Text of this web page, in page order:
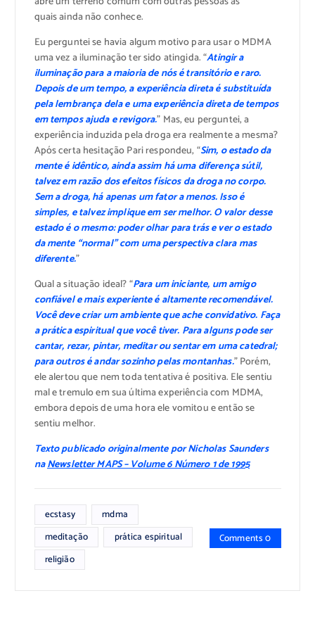
quais ainda não conhece.
Eu perguntei se havia algum motivo para usar o MDMA
uma vez a iluminação ter sido atingida. “Atingir a
iluminação para a maioria de nós é transitório e raro.
Depois de um tempo, a experiência direta é substituída
pela lembrança dela e uma experiência direta de tempos
em tempos ajuda e revigora.” Mas, eu perguntei, a
experiência induzida pela droga era realmente a mesma?
Após certa hesitação Pari respondeu, “Sim, o estado da
mente é idêntico, ainda assim há uma diferença sútil,
talvez em razão dos efeitos físicos da droga no corpo.
Sem a droga, há apenas um fator a menos. Isso é
simples, e talvez implique em ser melhor. O valor desse
estado é o mesmo: poder olhar para trás e ver o estado
da mente “normal” com uma perspectiva clara mas
diferente.”
Qual a situação ideal? “Para um iniciante, um amigo
confiável e mais experiente é altamente recomendável.
Você deve criar um ambiente que ache convidativo. Faça
a prática espiritual que você tiver. Para alguns pode ser
cantar, rezar, pintar, meditar ou sentar em uma catedral;
para outros é andar sozinho pelas montanhas.” Porém,
ele alertou que nem toda tentativa é positiva. Ele sentiu
mal e tremulo em sua última experiência com MDMA,
embora depois de uma hora ele vomitou e então se
sentiu melhor.
Texto publicado originalmente por Nicholas Saunders
naNewsletter MAPS – Volume 6 Número 1 de 1995
ecstasy
mdma
meditação
prática espiritual
religião
Comments 0